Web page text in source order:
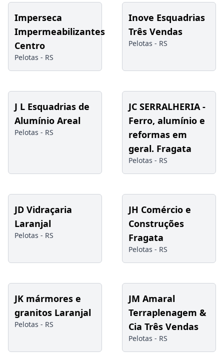
Imperseca
Impermeabilizantes
Centro
Pelotas - RS
Inove Esquadrias
Três Vendas
Pelotas - RS
J L Esquadrias de
Alumínio Areal
Pelotas - RS
JC SERRALHERIA -
Ferro, alumínio e
reformas em
geral. Fragata
Pelotas - RS
JD Vidraçaria
Laranjal
Pelotas - RS
JH Comércio e
Construções
Fragata
Pelotas - RS
JK mármores e
granitos Laranjal
Pelotas - RS
JM Amaral
Terraplenagem &
Cia Três Vendas
Pelotas - RS